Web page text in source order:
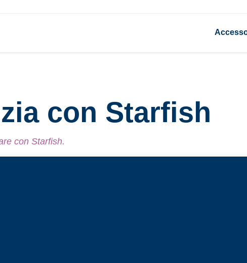
Accesso
con Starfish
con Starfish.